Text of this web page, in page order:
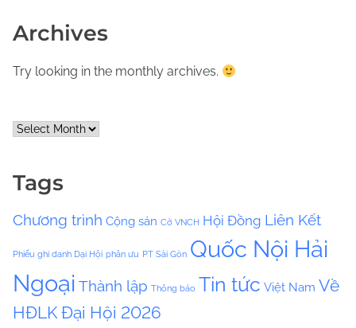
Archives
Try looking in the monthly archives.
A
v
s
Tags
Chương trình Cộng sản Cờ VNCH Hội Đồng Liên Kết
Phiếu ghi danh Dại Hội phân ưu PT Sài Gòn Quốc Nội Hải
Ngoại Thành lập Thông báo Tin tức Việt Nam Về
HĐLKĐại Hội 2026